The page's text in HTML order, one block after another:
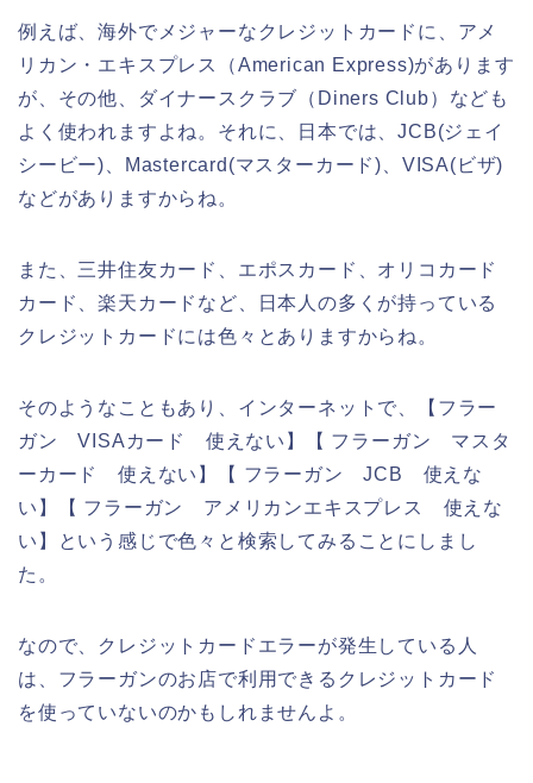
例えば、海外でメジャーなクレジットカードに、アメ
リカン・エキスプレス（American Express)があります
が、その他、ダイナースクラブ（Diners Club）なども
よく使われますよね。それに、日本では、JCB(ジェイ
シービー)、Mastercard(マスターカード)、VISA(ビザ)
などがありますからね。
また、三井住友カード、エポスカード、オリコカード
カード、楽天カードなど、日本人の多くが持っている
クレジットカードには色々とありますからね。
そのようなこともあり、インターネットで、【フラー
ガン VISAカード 使えない】【 フラーガン マスタ
ーカード 使えない】【 フラーガン JCB 使えな
い】【 フラーガン アメリカンエキスプレス 使えな
い】という感じで色々と検索してみることにしまし
た。
なので、クレジットカードエラーが発生している人
は、フラーガンのお店で利用できるクレジットカード
を使っていないのかもしれませんよ。